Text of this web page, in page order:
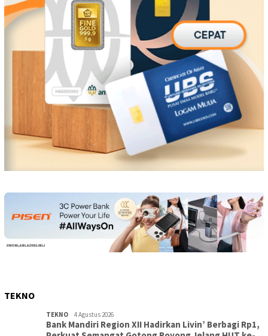
TEKNO
TEKNO 4 Agustus 2026
Bank Mandiri Region XII Hadirkan Livin’ Berbagi Rp1,